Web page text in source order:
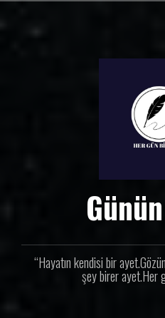
“Hayatın kendisi bir
şey birer ayet.Her